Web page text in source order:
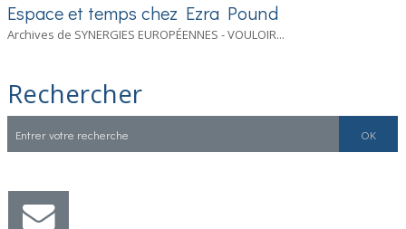
Espace et temps chez Ezra Pound
Archives de SYNERGIES EUROPÉENNES - VOULOIR...
Rechercher